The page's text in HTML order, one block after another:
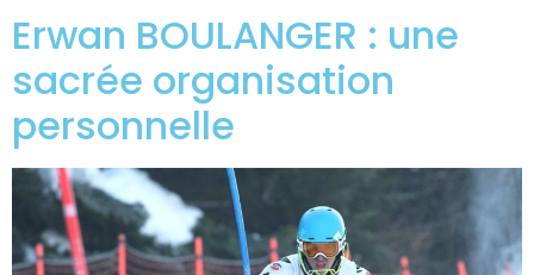
Erwan BOULANGER : une
sacrée organisation
personnelle